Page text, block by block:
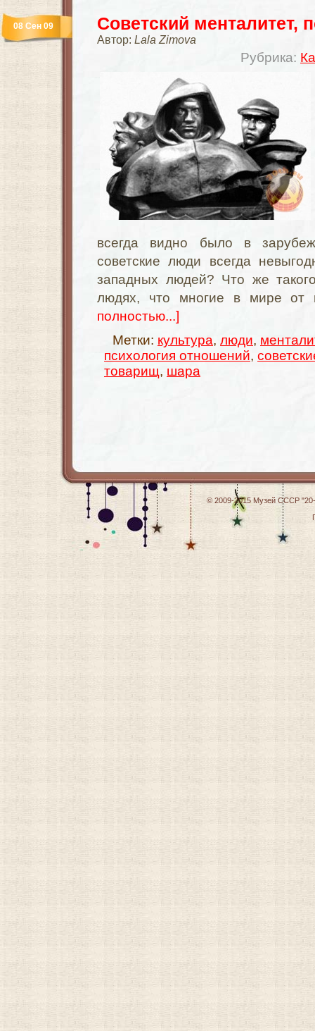
Советский менталитет,
Автор: Lala Zimova
Рубрика:
08 Сен 09
всегда видно было в
советские люди всегда
западных людей? Что же
людях, что многие в мире от
полностью...]
Метки: культура, люди,
психология отношений,
товарищ, шара
© 2009-2015 Музей СССР